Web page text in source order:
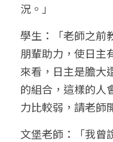
況。」
學生：「老師之前
朋輩助力，使日主
來看，日主是膽大
的組合，這樣的人
力比較弱，請老師
文堡老師：「我曾